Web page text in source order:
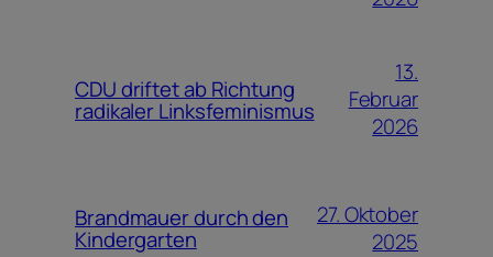
CDU driftet ab Richtung
radikaler Linksfeminismus
13.
Februar
2026
Brandmauer durch den
Kindergarten
27. Oktober
2025